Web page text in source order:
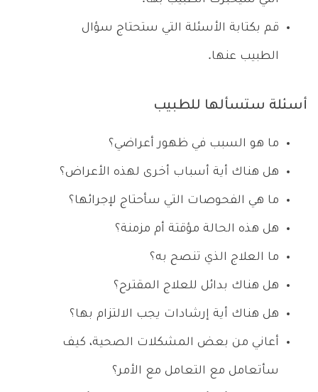
قم بكتابة الأسئلة التي ستحتاج سؤال
الطبيب عنها.
أسئلة ستسألها للطبيب
ما هو السبب في ظهور أعراضي؟
هل هناك أية أسباب أخرى لهذه الأعراض؟
ما هي الفحوصات التي سأحتاج لإجرائها؟
هل هذه الحالة مؤقتة أم مزمنة؟
ما العلاج الذي تنصح به؟
هل هناك بدائل للعلاج المقترح؟
هل هناك أية إرشادات يجب الالتزام بها؟
أعاني من بعض المشكلات الصحية، كيف
سأتعامل مع التعامل مع الأمر؟